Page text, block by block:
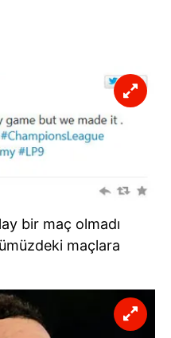
bir maç olmadı
maçlara